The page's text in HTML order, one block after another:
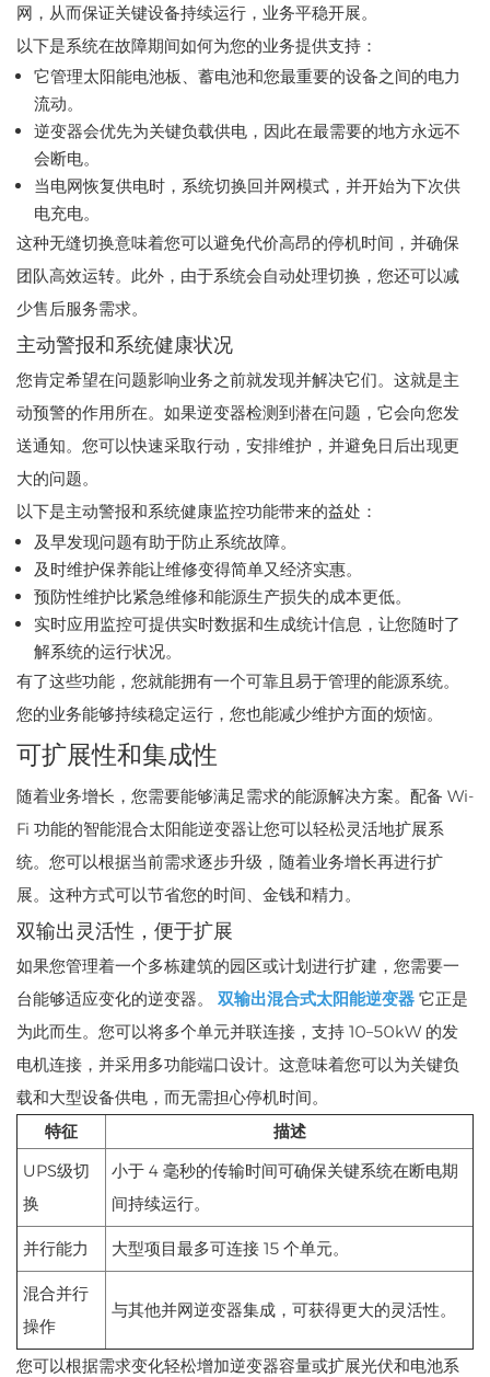
网，从而保证关键设备持续运行，业务平稳开展。
以下是系统在故障期间如何为您的业务提供支持：
它管理太阳能电池板、蓄电池和您最重要的设备之间的电力
流动。
逆变器会优先为关键负载供电，因此在最需要的地方永远不
会断电。
当电网恢复供电时，系统切换回并网模式，并开始为下次供
电充电。
这种无缝切换意味着您可以避免代价高昂的停机时间，并确保
团队高效运转。此外，由于系统会自动处理切换，您还可以减
少售后服务需求。
主动警报和系统健康状况
您肯定希望在问题影响业务之前就发现并解决它们。这就是主
动预警的作用所在。如果逆变器检测到潜在问题，它会向您发
送通知。您可以快速采取行动，安排维护，并避免日后出现更
大的问题。
以下是主动警报和系统健康监控功能带来的益处：
及早发现问题有助于防止系统故障。
及时维护保养能让维修变得简单又经济实惠。
预防性维护比紧急维修和能源生产损失的成本更低。
实时应用监控可提供实时数据和生成统计信息，让您随时了
解系统的运行状况。
有了这些功能，您就能拥有一个可靠且易于管理的能源系统。
您的业务能够持续稳定运行，您也能减少维护方面的烦恼。
可扩展性和集成性
随着业务增长，您需要能够满足需求的能源解决方案。配备 Wi-
Fi 功能的智能混合太阳能逆变器让您可以轻松灵活地扩展系
统。您可以根据当前需求逐步升级，随着业务增长再进行扩
展。这种方式可以节省您的时间、金钱和精力。
双输出灵活性，便于扩展
如果您管理着一个多栋建筑的园区或计划进行扩建，您需要一
台能够适应变化的逆变器。 双输出混合式太阳能逆变器 它正是
为此而生。您可以将多个单元并联连接，支持 10–50kW 的发
电机连接，并采用多功能端口设计。这意味着您可以为关键负
载和大型设备供电，而无需担心停机时间。
特征
描述
UPS级切
换
小于 4 毫秒的传输时间可确保关键系统在断电期
间持续运行。
并行能力 大型项目最多可连接 15 个单元。
混合并行
操作
与其他并网逆变器集成，可获得更大的灵活性。
您可以根据需求变化轻松增加逆变器容量或扩展光伏和电池系